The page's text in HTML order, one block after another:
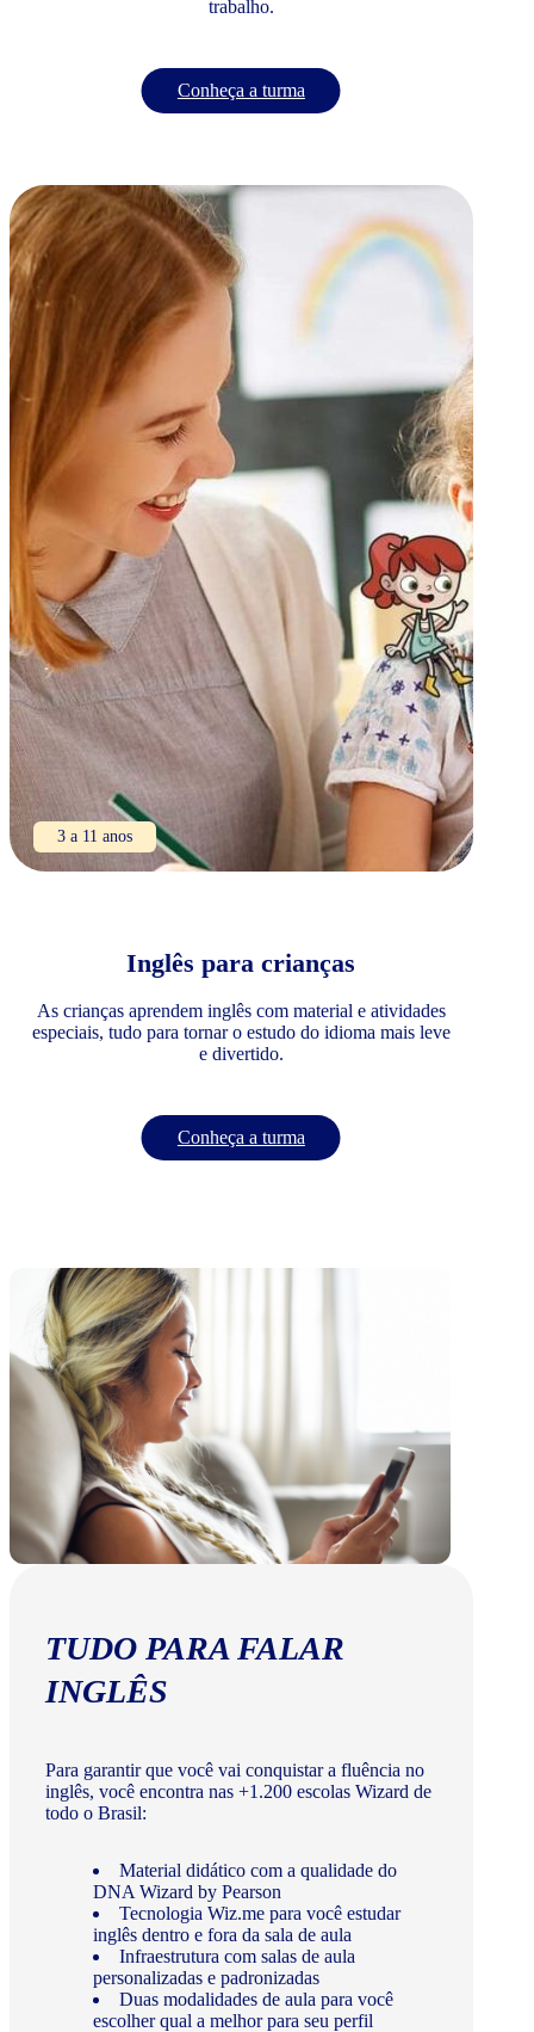
trabalho.
Conheça a turma
3 a 11 anos
Inglês para crianças
As crianças aprendem inglês com material e atividades
especiais, tudo para tornar o estudo do idioma mais leve
e divertido.
Conheça a turma
TUDO PARA FALAR
INGLÊS
Para garantir que você vai conquistar a fluência no
inglês, você encontra nas +1.200 escolas Wizard de
todo o Brasil:
Material didático com a qualidade do
DNA Wizard by Pearson
Tecnologia Wiz.me para você estudar
inglês dentro e fora da sala de aula
Infraestrutura com salas de aula
personalizadas e padronizadas
Duas modalidades de aula para você
escolher qual a melhor para seu perfil